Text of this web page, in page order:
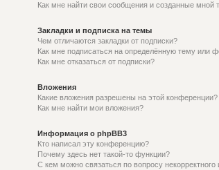
Как мне найти свои сообщения и созданные мной
Закладки и подписка на темы
Чем отличаются закладки от подписки?
Как мне подписаться на определённую тему или
Как мне отказаться от подписки?
Вложения
Какие вложения разрешены на этой конференции?
Как мне найти мои вложения?
Информация о phpBB3
Кто написал эту конференцию?
Почему здесь нет такой-то функции?
С кем можно связаться по вопросу